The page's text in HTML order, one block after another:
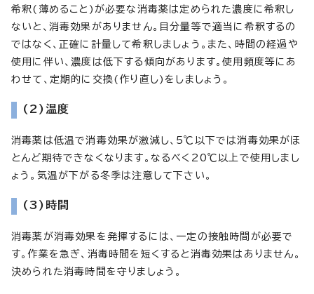
希釈(薄めること)が必要な消毒薬は定められた濃度に希釈し
ないと、消毒効果がありません。目分量等で適当に希釈するの
ではなく、正確に計量して希釈しましょう。また、時間の経過や
使用に伴い、濃度は低下する傾向があります。使用頻度等にあ
わせて、定期的に交換(作り直し)をしましょう。
(2)温度
消毒薬は低温で消毒効果が激減し、5℃以下では消毒効果がほ
とんど期待できなくなります。なるべく20℃以上で使用しまし
ょう。気温が下がる冬季は注意して下さい。
(3)時間
消毒薬が消毒効果を発揮するには、一定の接触時間が必要で
す。作業を急ぎ、消毒時間を短くすると消毒効果はありません。
決められた消毒時間を守りましょう。